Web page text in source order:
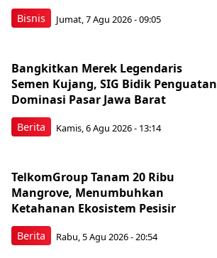
Bisnis Jumat, 7 Agu 2026 - 09:05
Berita
Bangkitkan Merek Legendaris
Semen Kujang, SIG Bidik Penguatan
Dominasi Pasar Jawa Barat
Kamis, 6 Agu 2026 - 13:14
Berita
TelkomGroup Tanam 20 Ribu
Mangrove, Menumbuhkan
Ketahanan Ekosistem Pesisir
Rabu, 5 Agu 2026 - 20:54